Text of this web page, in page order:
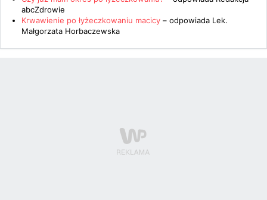
abcZdrowie
Krwawienie po łyżeczkowaniu macicy – odpowiada Lek.
Małgorzata Horbaczewska